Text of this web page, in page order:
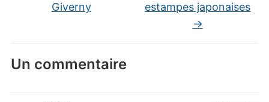
Giverny
estampes japonaises
→
Un commentaire